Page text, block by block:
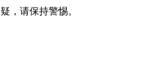
，请保持警惕。